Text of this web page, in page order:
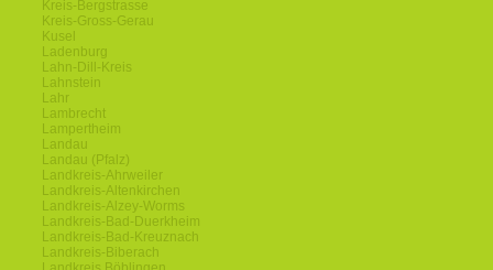
Kreis-Bergstrasse
Kreis-Gross-Gerau
Kusel
Ladenburg
Lahn-Dill-Kreis
Lahnstein
Lahr
Lambrecht
Lampertheim
Landau
Landau (Pfalz)
Landkreis-Ahrweiler
Landkreis-Altenkirchen
Landkreis-Alzey-Worms
Landkreis-Bad-Duerkheim
Landkreis-Bad-Kreuznach
Landkreis-Biberach